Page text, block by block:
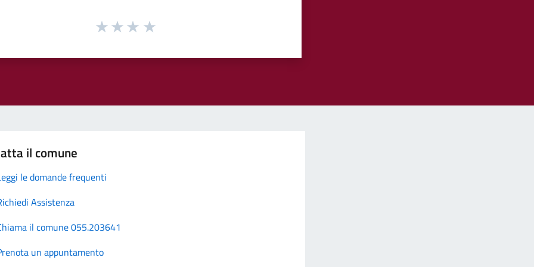
il comune
le domande frequenti
Assistenza
il comune 055.203641
un appuntamento